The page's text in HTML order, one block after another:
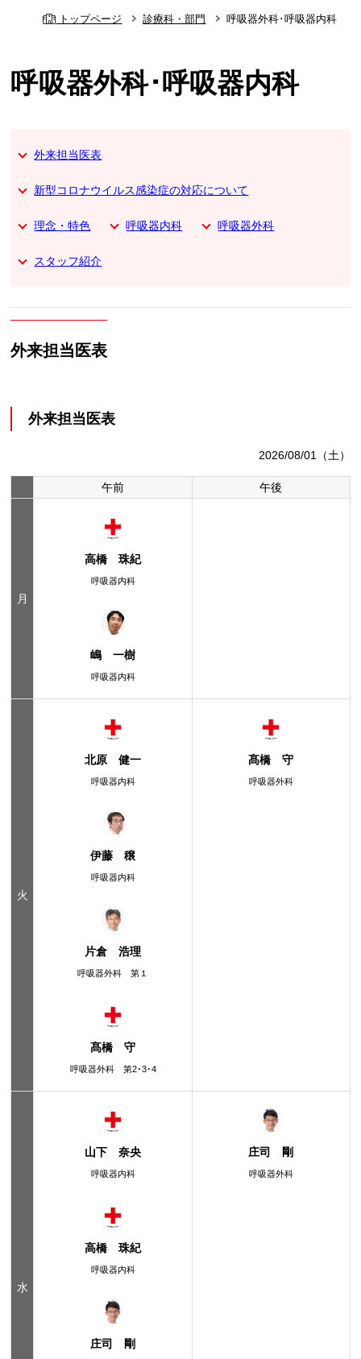
トップページ 診療科・部門 呼吸器外科･呼吸器内科
呼吸器外科･呼吸器内科
外来担当医表
新型コロナウイルス感染症の対応について
理念・特色 呼吸器内科 呼吸器外科
スタッフ紹介
外来担当医表
外来担当医表
2026/08/01（土）
月
火
水
午前
高橋 珠紀
呼吸器内科
呼吸器内科一般,COPD
嶋 一樹
呼吸器内科
呼吸器内科一般
北原 健一
呼吸器内科
伊藤 穣
呼吸器内科
呼吸器内科・感染症内科
片倉 浩理
呼吸器外科 第１
専門
髙橋 守
呼吸器外科 第2･3･4
山下 奈央
呼吸器内科
高橋 珠紀
呼吸器内科
呼吸器内科一般,COPD
庄司 剛
呼吸器外科全般,肺癌
呼吸器内科一般
呼吸器内科一般,COPD
午後
髙橋 守
呼吸器外科
庄司 剛
呼吸器外科
呼吸器外科全般,肺癌
呼吸器内科一般